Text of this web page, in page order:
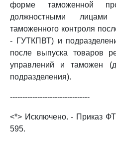
форме таможенной
должностными лицами
таможенного контроля
- ГУТКПВТ) и
после выпуска товаров
управлений и таможен
подразделения).
--------------------------------
<*> Исключено. - Приказ
595.